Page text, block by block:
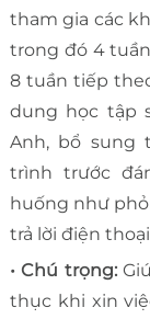
tham gia các
trong đó 4
8 tuần tiếp
dung học tập
Anh, bổ sung
trình trước
huống như
trả lời điện
• Chú trọng:
thục khi xin